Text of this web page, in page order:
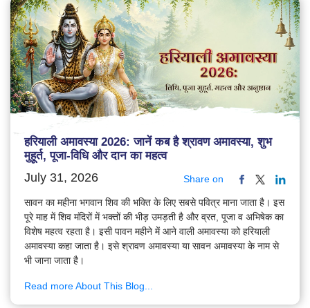
हरियाली अमावस्या 2026: जानें कब है श्रावण अमावस्या, शुभ
मुहूर्त, पूजा-विधि और दान का महत्व
July 31, 2026 Share on
सावन का महीना भगवान शिव की भक्ति के लिए सबसे पवित्र माना जाता है। इस
पूरे माह में शिव मंदिरों में भक्तों की भीड़ उमड़ती है और व्रत, पूजा व अभिषेक का
विशेष महत्व रहता है। इसी पावन महीने में आने वाली अमावस्या को हरियाली
अमावस्या कहा जाता है। इसे श्रावण अमावस्या या सावन अमावस्या के नाम से
भी जाना जाता है।
Read more About This Blog...